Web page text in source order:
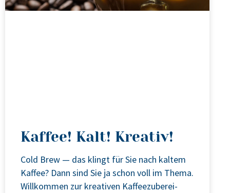
Kaffee! Kalt! Kreativ!
Cold Brew — das klingt für Sie nach kal­tem
Kaf­fee? Dann sind Sie ja schon voll im The­ma.
Will­kom­men zur krea­ti­ven Kaf­fee­zu­be­rei­